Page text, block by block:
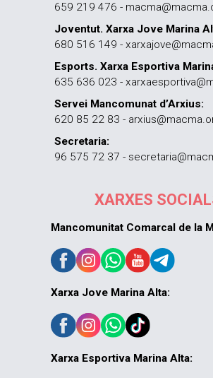
659 219 476 -
Joventut. Xarxa Jove Marina
680 516 149 -
Esports. Xarxa Esportiva
635 636 023 -
Servei Mancomunat d’Arxius:
620 85 22 83 -
Secretaria:
96 575 72 37 -
XARXES
Mancomunitat Comarcal de la
Xarxa Jove Marina Alta:
Xarxa Esportiva Marina Alta: